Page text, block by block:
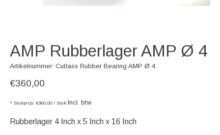
AMP Rubberlager AMP Ø 4
Artikelnummer: Cutlass Rubber Bearing AMP Ø 4
€360,00
* Stukprijs: €360,00 / Stuk Incl. btw
Rubberlager 4 Inch x 5 Inch x 16 Inch